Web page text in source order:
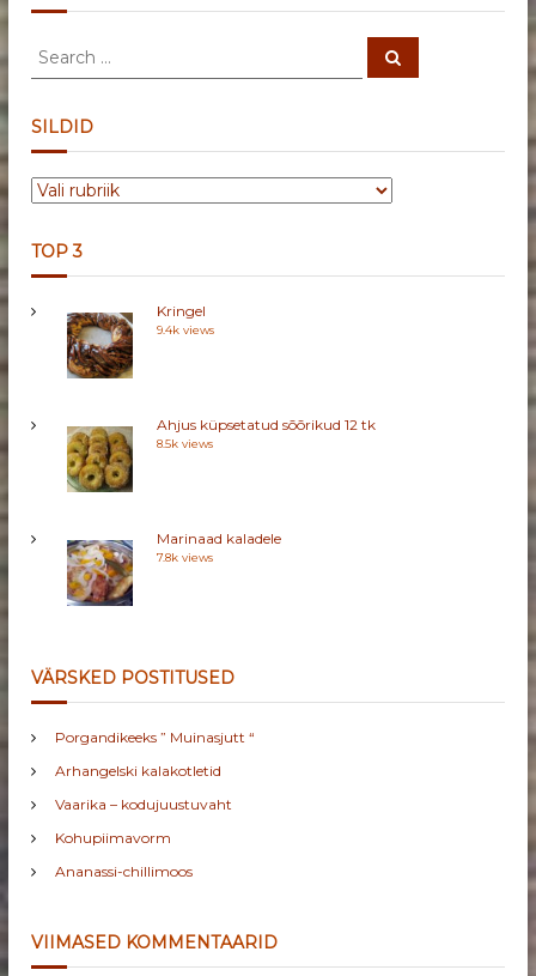
S
r
c
h
f
r
:
S
SILDID
S
D
D
TOP 3
Kringel
9.4k views
Ahjus küpsetatud sõõrikud 12 tk
8.5k views
Marinaad kaladele
7.8k views
VÄRSKED POSTITUSED
Porgandikeeks ” Muinasjutt “
Arhangelski kalakotletid
Vaarika – kodujuustuvaht
Kohupiimavorm
Ananassi-chillimoos
VIIMASED KOMMENTAARID